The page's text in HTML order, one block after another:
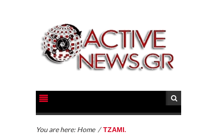
You are here: Home /ΤΖΑΜΙ.